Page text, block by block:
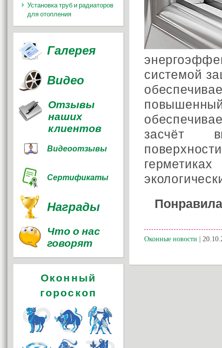
системой
засчёт
Оконные новости |
Установка труб и радиаторов
для отопления
Галерея
Видео
Отзывы
наших
клиентов
Видеоотзывы
Сертификаты
Награды
Что о нас
говорят
Оконный
гороскоп